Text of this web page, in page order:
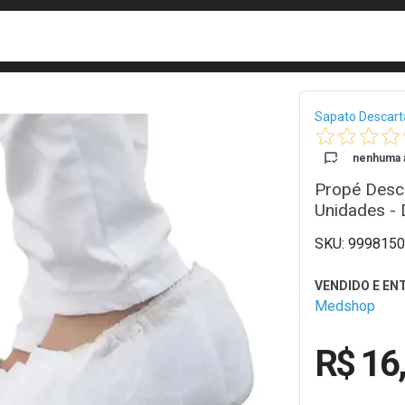
Sapato
nenhuma
Propé
Unidades -
Medshop
R$